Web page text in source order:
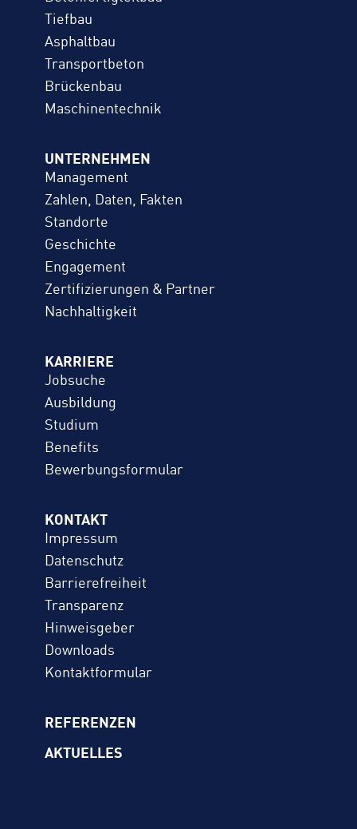
Tiefbau
Asphaltbau
Transportbeton
Brückenbau
Maschinentechnik
REFERENZEN
KARRIERE
Jobsuche
Ausbildung
Studium
Benefits
Bewerbungs­formular
AKTUELLES
UNTERNEHMEN
Management
Zahlen, Daten, Fakten
Standorte
Geschichte
Engagement
Zertifizierungen & Partner
Nachhaltigkeit
KONTAKT
Impressum
Datenschutz
Barrierefreiheit
Transparenz
Hinweisgeber
Downloads
Kontaktformular